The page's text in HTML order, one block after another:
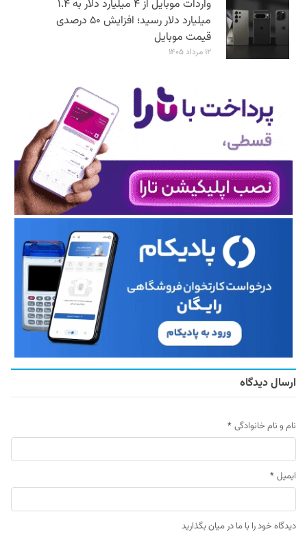
واردات موبایل از ۴ میلیارد دلار به ۱.۴
میلیارد دلار رسید؛ افزایش ۵۰ درصدی
قیمت موبایل
۱۲ مرداد ۱۴۰۵
ارسال دیدگاه
نام و نام خانوادگی *
ایمیل *
دیدگاه خود را با ما در میان بگذارید